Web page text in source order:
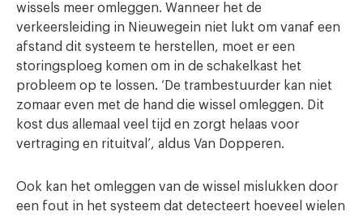
wissels meer omleggen. Wanneer het de
verkeersleiding in Nieuwegein niet lukt om vanaf een
afstand dit systeem te herstellen, moet er een
storingsploeg komen om in de schakelkast het
probleem op te lossen. ‘De trambestuurder kan niet
zomaar even met de hand die wissel omleggen. Dit
kost dus allemaal veel tijd en zorgt helaas voor
vertraging en rituitval’, aldus Van Dopperen.
Ook kan het omleggen van de wissel mislukken door
een fout in het systeem dat detecteert hoeveel wielen